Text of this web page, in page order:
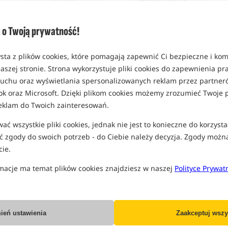
o Twoją prywatność!
z plików cookies, które pomagają zapewnić Ci bezpieczne i
stronie. Strona wykorzystuje pliki cookies do zapewnienia
oraz wyświetlania spersonalizowanych reklam przez
oraz Microsoft. Dzięki plikom cookies możemy zrozumieć Twoje
do Twoich zainteresowań.
wszystkie pliki cookies, jednak nie jest to konieczne do
zgody do swoich potrzeb - do Ciebie należy decyzja. Zgody
ma temat plików cookies znajdziesz w naszej Polityce
ustawienia Zaakceptuj
Nash Bank Life Gazebo
Camo PRO
Namiot socjalny
4 799,99
30,23 pkt
KUP
Nash Titan T2 Camo PRO
(Model 2023)
Namiot karpiowy 2-osobowy z kapsułą wewnętrzną
4 799,99
30,23 pkt
KUP